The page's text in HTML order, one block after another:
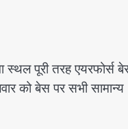
पूरी तरह एयरफोर्स
को बेस पर सभी सामान्य